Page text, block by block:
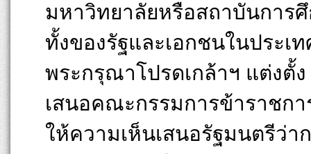
มหาวิทยาลัยหรือสถาบันการ
ทั้งของรัฐและเอกชนในประเ
พระกรุณาโปรดเกล้าฯ แต่งตั้
เสนอคณะกรรมการข้าราชก
ให้ความเห็นเสนอรัฐมนตรีว่า